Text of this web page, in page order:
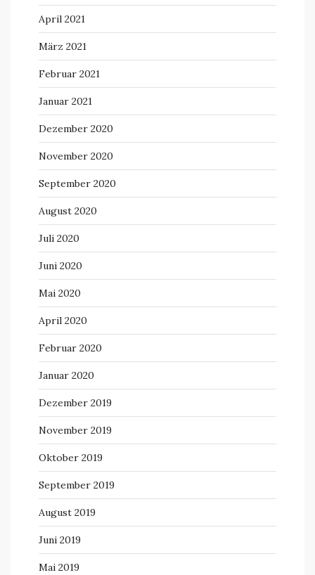
April 2021
März 2021
Februar 2021
Januar 2021
Dezember 2020
November 2020
September 2020
August 2020
Juli 2020
Juni 2020
Mai 2020
April 2020
Februar 2020
Januar 2020
Dezember 2019
November 2019
Oktober 2019
September 2019
August 2019
Juni 2019
Mai 2019